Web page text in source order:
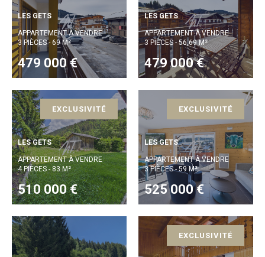
LES GETS
APPARTEMENT À VENDRE
3 PIÈCES - 69 M²
479 000 €
LES GETS
APPARTEMENT À VENDRE
3 PIÈCES - 56,69 M²
479 000 €
EXCLUSIVITÉ
LES GETS
APPARTEMENT À VENDRE
4 PIÈCES - 83 M²
510 000 €
EXCLUSIVITÉ
LES GETS
APPARTEMENT À VENDRE
3 PIÈCES - 59 M²
525 000 €
EXCLUSIVITÉ